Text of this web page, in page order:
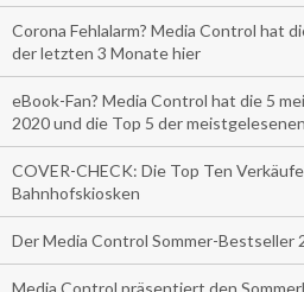
Corona Fehlalarm? Media Control hat
der letzten 3 Monate hier
eBook-Fan? Media Control hat die 5
2020 und die Top 5 der
COVER-CHECK: Die Top Ten
Bahnhofskiosken
Der Media Control Sommer-Bestseller